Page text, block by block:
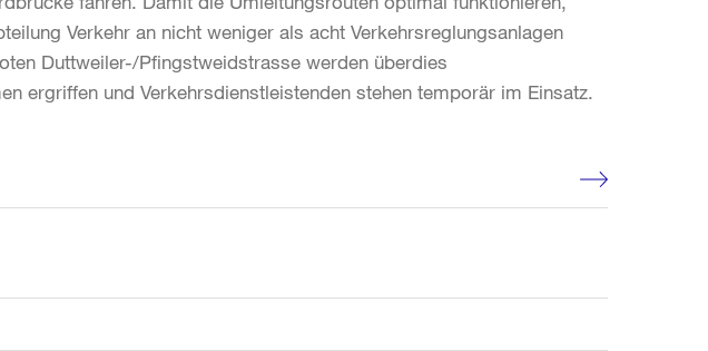
Verkehr an nicht weniger als acht Verkehrsreglungsanlagen
Duttweiler-/Pfingstweidstrasse werden überdies
ergriffen und Verkehrsdienstleistenden stehen temporär im Einsatz.